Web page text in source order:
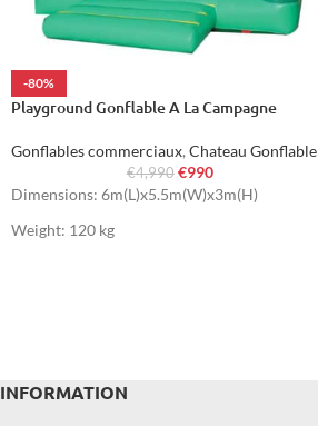
-80%
Playground Gonflable A La Campagne
Gonflables commerciaux, Chateau Gonflable
€4,990 €990
Dimensions: 6m(L)x5.5m(W)x3m(H)
Weight: 120 kg
INFORMATION